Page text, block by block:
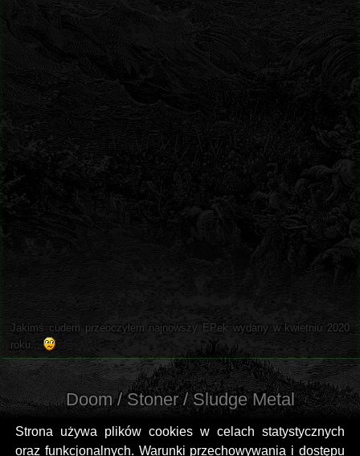
Strona używa plików cookies w celach statystycznych
oraz funkcjonalnych. Warunki przechowywania i dostępu
Jakimś cudem przeoczyłem najnowszy EPek wydany w kwietniu 2020
roku...
Doom / Stoner / Sludge Metal